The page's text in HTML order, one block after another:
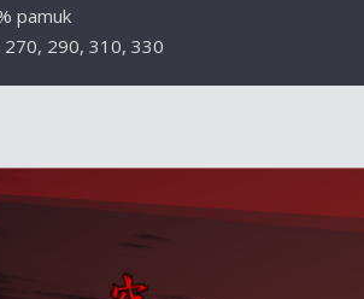
pamuk
290, 310, 330